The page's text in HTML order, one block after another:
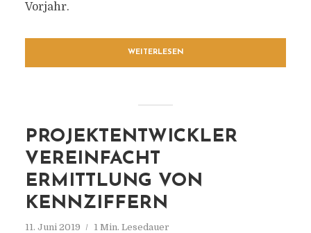
Vorjahr.
WEITERLESEN
PROJEKTENTWICKLER
VEREINFACHT
ERMITTLUNG VON
KENNZIFFERN
11. Juni 2019 1 Min. Lesedauer